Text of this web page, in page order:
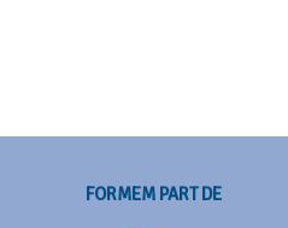
FORMEM PART DE